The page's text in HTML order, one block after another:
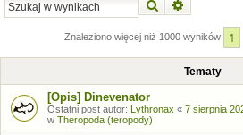
Szukaj
Znaleziono więcej niż 1000 wyników 1
Tematy
[Opis] Dinevenator
Ostatni post autor: Lythronax « 7 sierpnia
w Theropoda (teropody)